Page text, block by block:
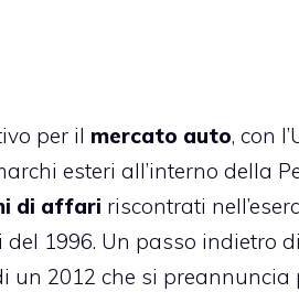
per il mercato auto, con
esteri all’interno della
di affari riscontrati
1996. Un passo indietro
un 2012 che si